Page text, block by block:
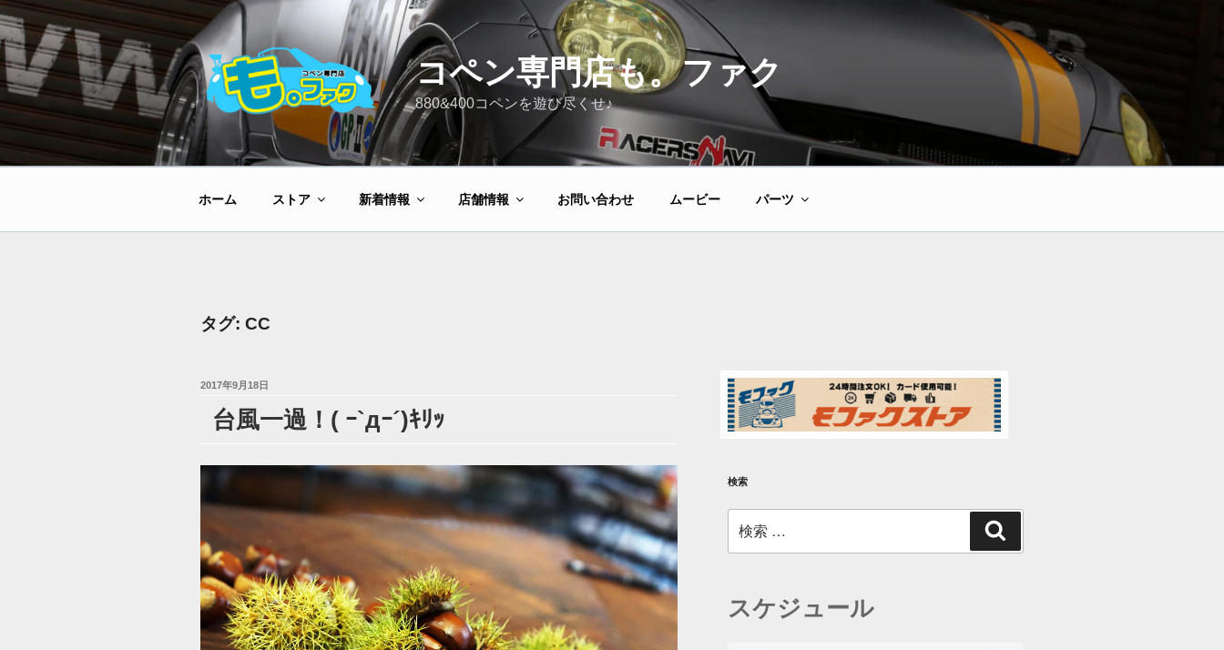
コ
ン
テ
ン
ツ
キ
コペン専門店も。ファク
880&400コペンを遊び尽くせ♪
ホーム ストア 新着情報 店舗情報 お問い合わせ ムービー パーツ
タグ: CC
投
2017年9月18日
台風一過！( ｰ`дｰ´)ｷﾘｯ
検索
索:
索
スケジュール